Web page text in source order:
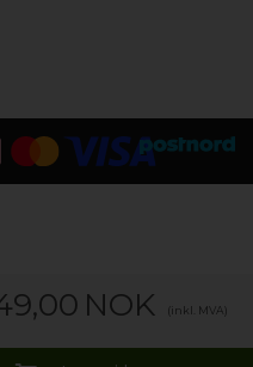
NOK (inkl. MVA)